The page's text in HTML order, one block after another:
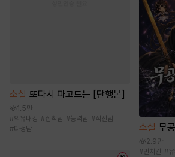
소설 또다시 파고드는 [단행본]
1.5만
#외유내강 #집착남 #능력남 #직진남
#다정남 소설 무
2.9만
#먼치킨 #